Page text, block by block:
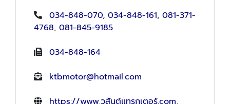
034-848-070, 034-848-161, 081-371-
4768, 081-845-9185
034-848-164
ktbmotor@hotmail.com
https://www.วสันต์แทรกเตอร์.com,